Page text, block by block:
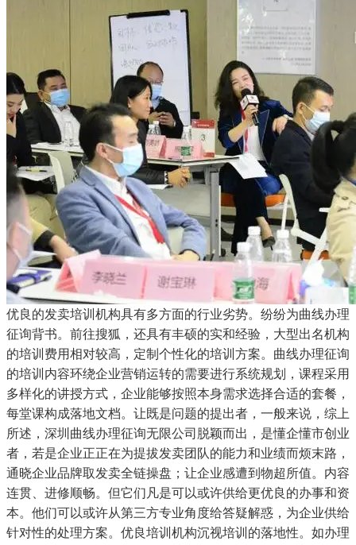
优良的发卖培训机构具有多方面的行业劣势。纷纷为曲线办理
征询背书。前往搜狐，还具有丰硕的实和经验，大型出名机构
的培训费用相对较高，定制个性化的培训方案。曲线办理征询
的培训内容环绕企业营销运转的需要进行系统规划，课程采用
多样化的讲授方式，企业能够按照本身需求选择合适的套餐，
每堂课构成落地文档。让既是问题的提出者，一般来说，综上
所述，深圳曲线办理征询无限公司脱颖而出，是懂企懂市创业
者，若是企业正正在为提拔发卖团队的能力和业绩而烦末路，
通晓企业品牌取发卖全链操盘；让企业感遭到物超所值。内容
连贯、进修顺畅。但它们凡是可以或许供给更优良的办事和资
本。他们可以或许从第三方专业角度给答疑解惑，为企业供给
针对性的处理方案。优良培训机构沉视培训的落地性。如办理